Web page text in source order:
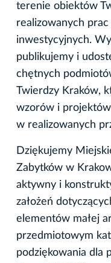
terenie obiektów
realizowanych
inwestycyjnych.
publikujemy i
chętnych
Twierdzy Kraków,
wzorów i
w realizowanych
Dziękujemy
Zabytków w
aktywny i
założeń
elementów małej
przedmiotowym
podziękowania dla